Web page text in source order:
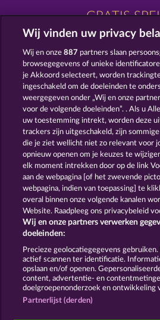
GRATIS
40 SEVENS
POSEIDON'S RISING
Algemene voorwaarden
Colofon Bedrijf
Wij vinden uw privacy
Wij en onze887 partners slaan
browsegegevens of unieke
je Akkoord selecteert, worden
ingeschakeld om de doeleinden te
weergegeven onder „Wij en onze
voor de volgende doeleinden”. . Als u
uw toestemming intrekt, worden deze
trackers zijn uitgeschakeld, zijn
die je ziet wellicht niet zo relevant voor
opnieuw openen om je keuzes te
elk moment intrekken door op de link
aan de webpagina [of het zwevende
webpagina, indien van toepassing] te
overal binnen onze volgende kanalen
Website. Raadpleeg ons privacybeleid
Wij en onze partners verwerken
doeleinden:
Precieze geolocatiegegevens
actief scannen ter identificatie.
opslaan en/of openen.
content, advertentie- en
doelgroepenonderzoek en ontwikkeling
Partnerlijst (derden)